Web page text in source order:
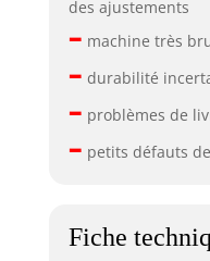
des ajustements
– machine très
– durabilité
– problèmes de
– petits défauts
Fiche